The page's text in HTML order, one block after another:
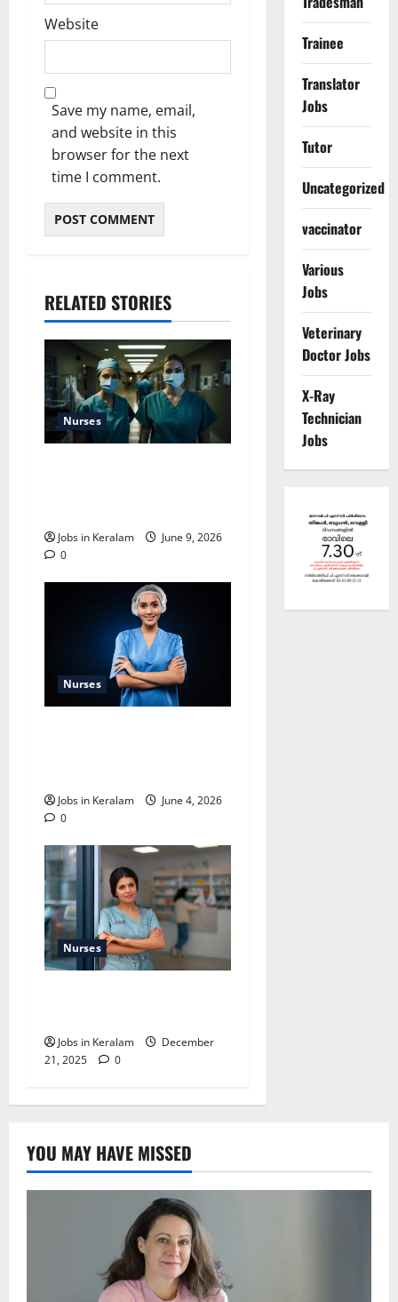
Website
Save my name, email,
and website in this
browser for the next
time I comment.
RELATED STORIES
Nurses
Jobs in Keralam
June 9, 2026
0
Nurses
Jobs in Keralam
June 4, 2026
0
Nurses
Jobs in Keralam
December
21, 2025
0
Trainee
Translator
Jobs
Tutor
Uncategorized
vaccinator
Various
Jobs
Veterinary
Doctor Jobs
X-Ray
Technician
Jobs
YOU MAY HAVE MISSED